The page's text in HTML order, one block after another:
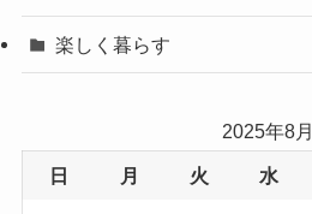
楽しく暮らす
2025年8月
日 月 火 水